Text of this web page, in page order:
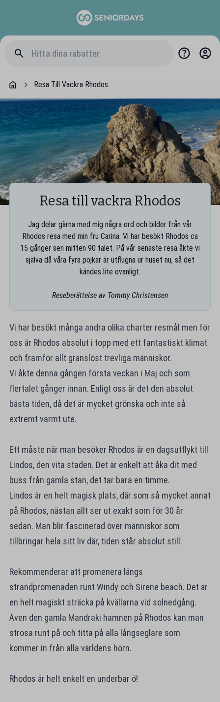
Resa Till Vackra Rhodos
Resa till vackra Rhodos
Jag delar gärna med mig några ord och bilder från vår
Rhodos resa med min fru Carina. Vi har besökt Rhodos ca
15 gånger sen mitten 90 talet. På vår senaste resa åkte vi
själva då våra fyra pojkar är utflugna ur huset nu, så det
kändes lite ovanligt.
Reseberättelse av Tommy Christensen
Vi har besökt många andra olika charter resmål men för
oss är Rhodos absolut i topp med ett fantastiskt klimat
och framför allt gränslöst trevliga människor.
Vi åkte denna gången första veckan i Maj och som
flertalet gånger innan. Enligt oss är det den absolut
bästa tiden, då det är mycket grönska och inte så
extremt varmt ute.
Ett måste när man besöker Rhodos är en dagsutflykt till
Lindos, den vita staden. Det är enkelt att åka dit med
buss från gamla stan, det tar bara en timme.
Lindos är en helt magisk plats, där som så mycket annat
på Rhodos, nästan allt ser ut exakt som för 30 år
sedan. Man blir fascinerad över människor som
tillbringar hela sitt liv där, tiden står absolut still.
Rekommenderar att promenera längs
strandpromenaden runt Windy och Sirene beach. Det är
en helt magiskt sträcka på kvällarna vid solnedgång.
Även den gamla Mandraki hamnen på Rhodos kan man
strosa runt på och titta på alla långseglare som
kommer in från alla världens hörn.
Rhodos är helt enkelt en underbar ö!